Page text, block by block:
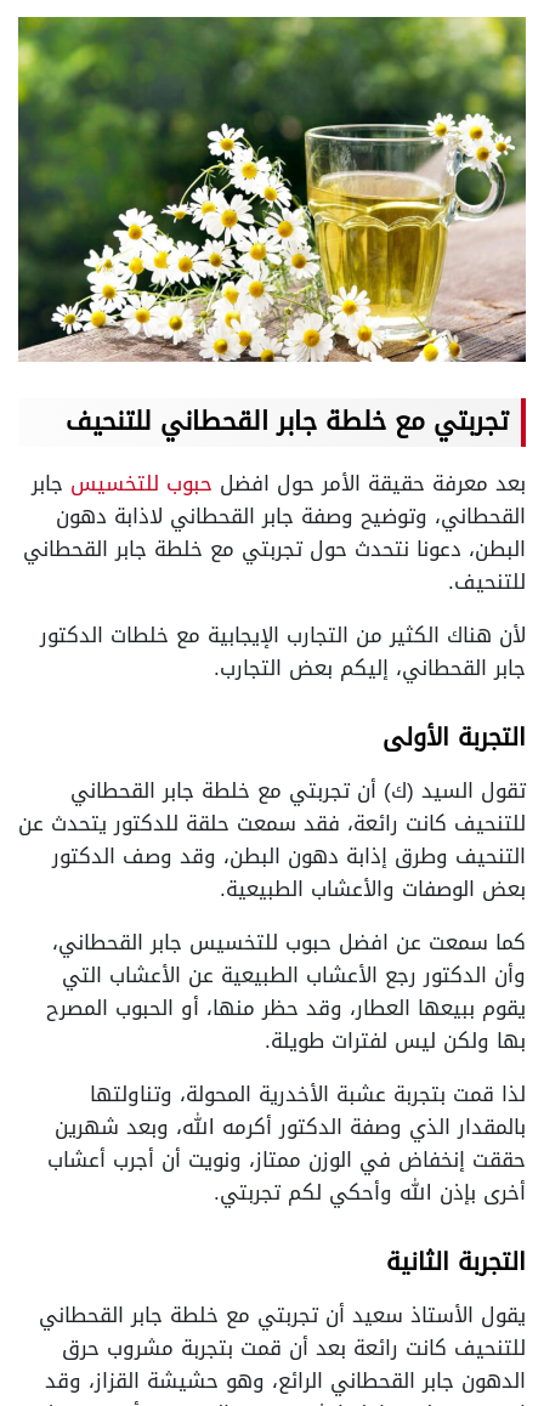
تجربتي مع خلطة جابر القحطاني للتنحيف
بعد معرفة حقيقة الأمر حول افضل حبوب للتخسيس جابر
القحطاني، وتوضيح وصفة جابر القحطاني لاذابة دهون
البطن، دعونا نتحدث حول تجربتي مع خلطة جابر القحطاني
للتنحيف.
لأن هناك الكثير من التجارب الإيجابية مع خلطات الدكتور
جابر القحطاني، إليكم بعض التجارب.
التجربة الأولى
تقول السيد (ك) أن تجربتي مع خلطة جابر القحطاني
للتنحيف كانت رائعة، فقد سمعت حلقة للدكتور يتحدث عن
التنحيف وطرق إذابة دهون البطن، وقد وصف الدكتور
بعض الوصفات والأعشاب الطبيعية.
كما سمعت عن افضل حبوب للتخسيس جابر القحطاني،
وأن الدكتور رجع الأعشاب الطبيعية عن الأعشاب التي
يقوم ببيعها العطار، وقد حظر منها، أو الحبوب المصرح
بها ولكن ليس لفترات طويلة.
لذا قمت بتجربة عشبة الأخدرية المحولة، وتناولتها
بالمقدار الذي وصفة الدكتور أكرمه الله، وبعد شهرين
حققت إنخفاض في الوزن ممتاز، ونويت أن أجرب أعشاب
أخرى بإذن الله وأحكي لكم تجربتي.
التجربة الثانية
يقول الأستاذ سعيد أن تجربتي مع خلطة جابر القحطاني
للتنحيف كانت رائعة بعد أن قمت بتجربة مشروب حرق
الدهون جابر القحطاني الرائع، وهو حشيشة القزاز، وقد